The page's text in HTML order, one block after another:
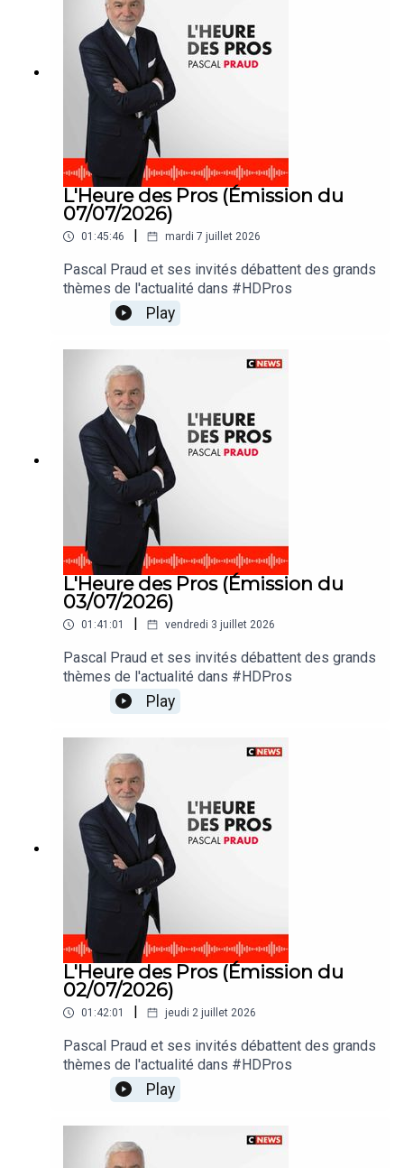
L'Heure des Pros (Émission du
07/07/2026)
01:45:46 | mardi 7 juillet 2026
Pascal Praud et ses invités débattent des grands
thèmes de l'actualité dans #HDPros
Play
L'Heure des Pros (Émission du
03/07/2026)
01:41:01 | vendredi 3 juillet 2026
Pascal Praud et ses invités débattent des grands
thèmes de l'actualité dans #HDPros
Play
L'Heure des Pros (Émission du
02/07/2026)
01:42:01 jeudi 2 juillet 2026
Pascal Praud et ses invités débattent des grands
thèmes de l'actualité dans #HDPros
Play